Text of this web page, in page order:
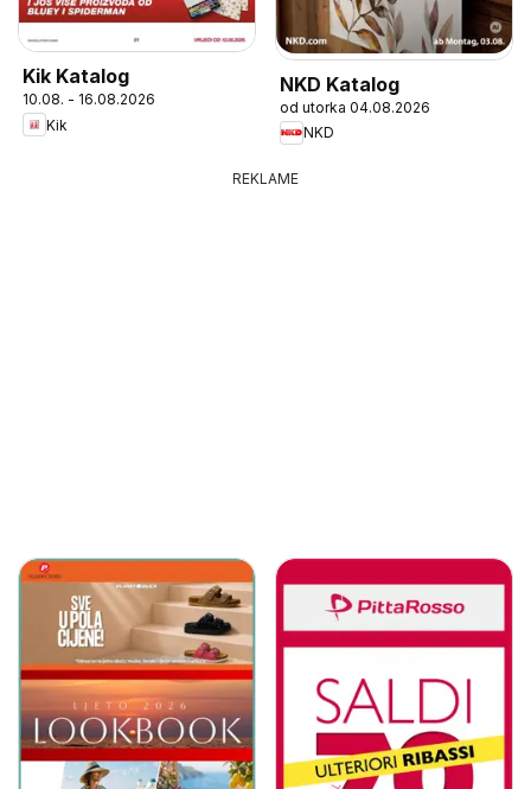
Kik Katalog
10.08. - 16.08.2026
Kik
NKD Katalog
od utorka 04.08.2026
NKD
REKLAME